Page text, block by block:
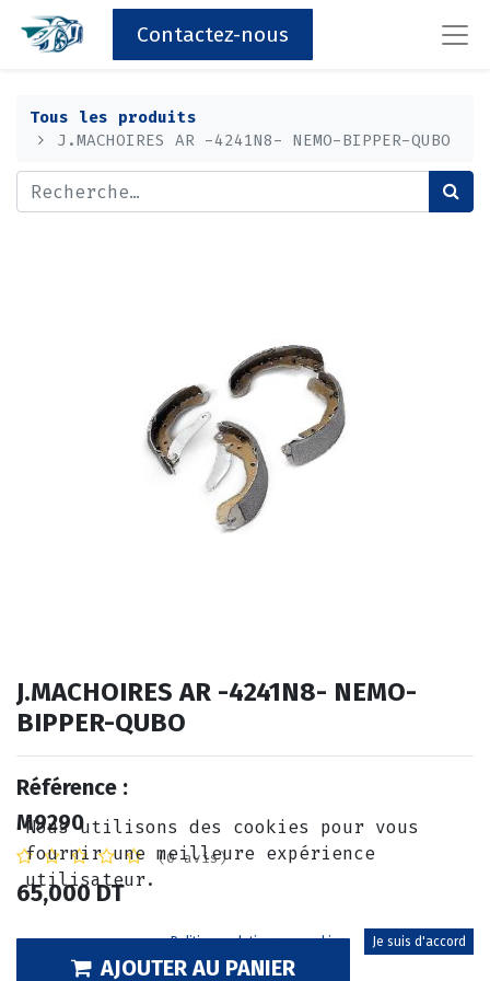
Contactez-nous
Tous les produits
J.MACHOIRES AR -4241N8- NEMO-BIPPER-QUBO
J.MACHOIRES AR -4241N8- NEMO-
BIPPER-QUBO
Référence :
M9290
(0 avis)
65,000DT
AJOUTER AU PANIER
Nous utilisons des cookies pour vous
fournir une meilleure expérience
utilisateur.
Politique relative aux cookies Je suis d'accord